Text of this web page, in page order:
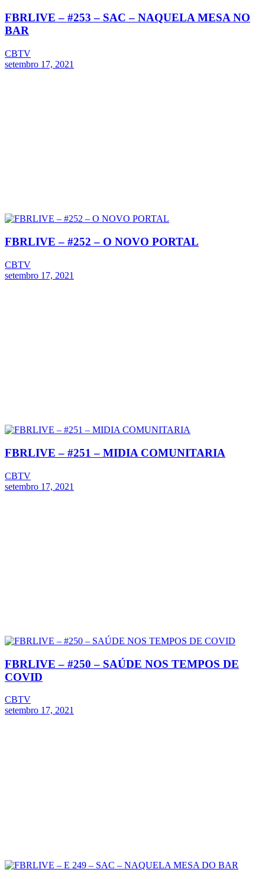
FBRLIVE – #253 – SAC – NAQUELA MESA NO
BAR
CBTV
setembro 17, 2021
FBRLIVE – #252 – O NOVO PORTAL
CBTV
setembro 17, 2021
FBRLIVE – #251 – MIDIA COMUNITARIA
CBTV
setembro 17, 2021
FBRLIVE – #250 – SAÚDE NOS TEMPOS DE
COVID
CBTV
setembro 17, 2021